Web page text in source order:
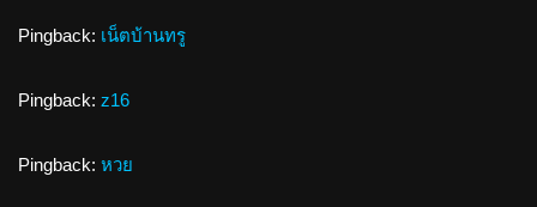
Pingback: เน็ตบ้านทรู
Pingback: z16
Pingback: หวย